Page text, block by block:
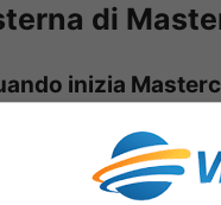
di
inizia
eliminati